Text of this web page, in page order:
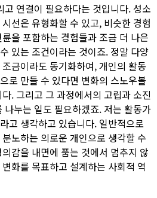
연결이 필요하다는 것입니다. 성소
선은 유형화할 수 있고, 비슷한 경험
을 포함하는 경험들과 조금 더 나은
있는 조건이라는 것이죠. 정말 다양
금이라도 동기화하여, 개인의 활동
로 만들 수 있다면 변화의 스노우볼
. 그리고 그 과정에서의 고립과 소진
나누는 일도 필요하겠죠. 저는 활동가
고 생각하고 있습니다. 일반적으로
노하는 의로운 개인으로 생각할 수
감을 내면에 품는 것에서 멈추지 않
화를 목표하고 설계하는 사회적 역